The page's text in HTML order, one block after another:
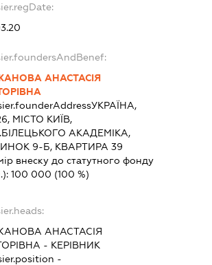
АНАСТАСІЯ
УКРАЇНА,
МІСТО КИЇВ,
АКАДЕМІКА,
9-Б, КВАРТИРА 39
внеску до статутного фонду
100 000 (100 %)
АНАСТАСІЯ
- КЕРІВНИК
-